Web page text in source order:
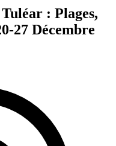
: Plages,
27 Décembre